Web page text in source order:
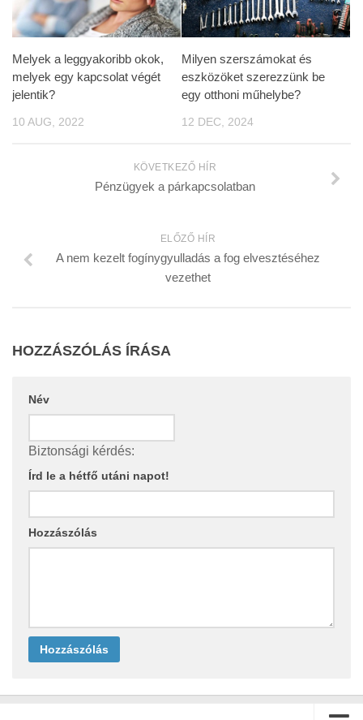
Melyek a leggyakoribb okok,
melyek egy kapcsolat végét
jelentik?
10 AUG, 2022
Milyen szerszámokat és
eszközöket szerezzünk be
egy otthoni műhelybe?
12 DEC, 2024
KÖVETKEZŐ HÍR
Pénzügyek a párkapcsolatban
ELŐZŐ HÍR
A nem kezelt fogínygyulladás a fog elvesztéséhez
vezethet
HOZZÁSZÓLÁS ÍRÁSA
Név
Biztonsági kérdés:
Írd le a hétfő utáni napot!
Hozzászólás